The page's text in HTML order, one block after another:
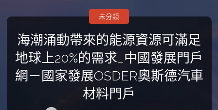
海潮涌動帶來的能源資源可滿足
地球上20%的需求_中國發展門戶
網－國家發展OSDER奧斯德汽車
材料門戶
未分類